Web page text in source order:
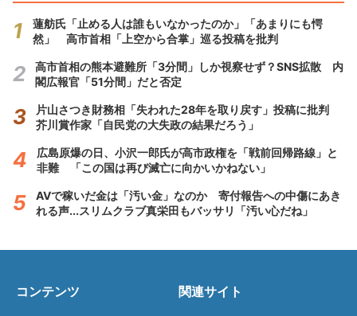
蓮舫氏「止める人は誰もいなかったのか」「あまりにも愕
然」 高市首相「上空から合掌」巡る投稿を批判
高市首相の熊本避難所「3分間」しか視察せず？SNS拡散 内
閣広報官「51分間」だと否定
片山さつき財務相「失われた28年を取り戻す」投稿に批判
芥川賞作家「自民党の大失政の結果だろう」
広島原爆の日、小沢一郎氏が高市政権を「戦前回帰路線」と
非難 「この国は再び滅亡に向かいかねない」
AVで稼いだ金は「汚い金」なのか 寄付報告への中傷にあき
れる声...スリムクラブ真栄田もバッサリ「汚い心だね」
コンテンツ 関連サイト